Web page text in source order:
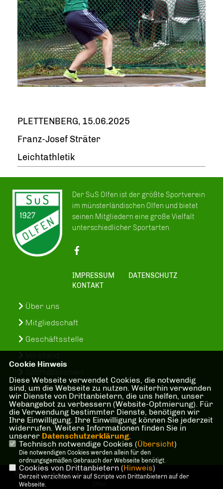
PLETTENBERG, 15.06.2025
Franz-Josef Sträter
Leichtathletik
Der SuS Olfen ist der größte Sportverein
im münsterländischen Olfen und bietet
seinen Mitgliedern eine große Vielfalt
unterschiedlicher Sportarten.
IMPRESSUM
DATENSCHUTZ
KONTAKT
Über uns
Mitgliedschaft
Geschäftsstelle
Vorstand
Sportabzeichen
SuS-In-Treff
Kinder- und Jugenschutzkonzept
Bankverbindung
@2026 Spiel und Sport 1927 e. V.
Cookie Hinweis
Diese Webseite verwendet Cookies, die notwendig
sind, um die Webseite zu nutzen. Weiterhin verwenden
wir Dienste von Drittanbietern, die uns helfen, unser
Webangebot zu verbessern (Website-Optmierung). Für
die Verwendung bestimmter Dienste, benötigen wir
Ihre Einwilligung. Ihre Einwilligung können Sie jederzeit
widerrufen. Weitere Informationen finden Sie in
unserer Datenschutzerklärung.
Technisch notwendige Cookies (Übersicht)
Die notwendigen Cookies werden allein für den
ordnungsgemäßen Gebrauch der Webseite benötigt.
Cookies von Drittanbietern (Hinweis)
Derzeit verzichten wir auf Scripte von Drittanbietern auf der
Webseite.